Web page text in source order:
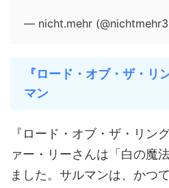
— nicht.mehr
『ロード・オブ・ザ・リ
マン
『ロード・オブ・ザ・リン
ァー・リーさんは「白の魔
ました。サルマンは、かつ